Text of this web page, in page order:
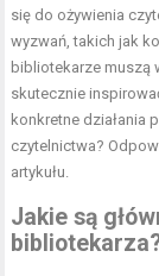
się do ożywienia
wyzwań, takich jak
bibliotekarze muszą
skutecznie
konkretne działania
czytelnictwa?
artykułu.
Jakie są